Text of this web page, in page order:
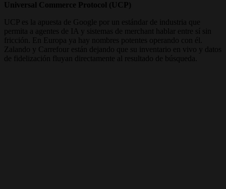
Universal Commerce Protocol (UCP)
UCP es la apuesta de Google por un estándar de industria que
permita a agentes de IA y sistemas de merchant hablar entre sí sin
fricción. En Europa ya hay nombres potentes operando con él.
Zalando y Carrefour están dejando que su inventario en vivo y datos
de fidelización fluyan directamente al resultado de búsqueda.